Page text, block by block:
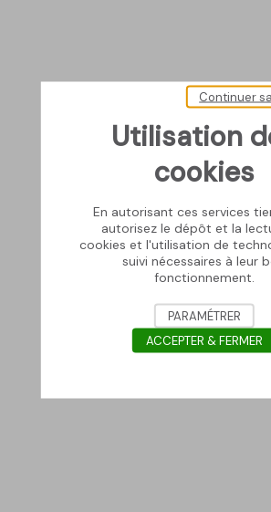
Utilisation
cookies
En autorisant ces services
autorisez le dépôt et la
cookies et l'utilisation de
suivi nécessaires à leur
fonctionnement.
Continuer
PARAMÉTRER
ACCEPTER & FERMER